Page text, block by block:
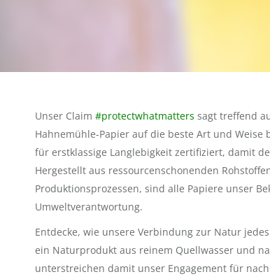
Unser Claim #protectwhatmatters sagt treffend
Hahnemühle-Papier auf die beste Art und Weise
für erstklassige Langlebigkeit zertifiziert, damit
Hergestellt aus ressourcenschonenden
Produktionsprozessen, sind alle Papiere unser
Umweltverantwortung.
Entdecke, wie unsere Verbindung zur Natur
ein Naturprodukt aus reinem Quellwasser und
unterstreichen damit unser Engagement für